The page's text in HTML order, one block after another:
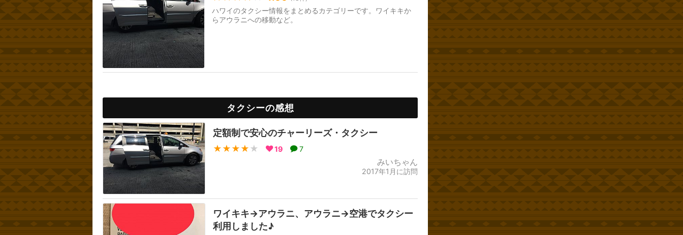
ハワイのタクシー情報をまとめるカテゴリーです。ワイキキか
らアウラニへの移動など。
タクシーの感想
定額制で安心のチャーリーズ・タクシー
★★★★ ★ 19 7
みいちゃん
2017年1月に訪問
ワイキキ→アウラニ、アウラニ→空港でタクシー
利用しました♪